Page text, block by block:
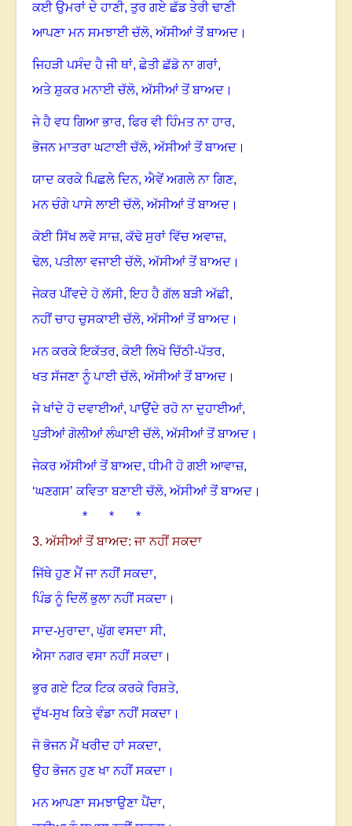
ਕਈ ਉਮਰਾਂ ਦੇ ਹਾਣੀ, ਤੁਰ ਗਏ ਛੱਡ ਤੇਰੀ ਢਾਣੀ
ਆਪਣਾ ਮਨ ਸਮਝਾਈ ਚੱਲੋ, ਅੱਸੀਆਂ ਤੋਂ ਬਾਅਦ ।
ਜਿਹੜੀ ਪਸੰਦ ਹੈ ਜੀ ਥਾਂ,ਛੇਤੀ ਛੱਡੋ ਨਾ ਗਰਾਂ,
ਅਤੇ ਸ਼ੁਕਰ ਮਨਾਈ ਚੱਲੋ, ਅੱਸੀਆਂ ਤੋਂ ਬਾਅਦ ।
ਜੇ ਹੈ ਵਧ ਗਿਆ ਭਾਰ, ਫਿਰ ਵੀ ਹਿੰਮਤ ਨਾ ਹਾਰ,
ਭੋਜਨ ਮਾਤਰਾ ਘਟਾਈ ਚੱਲੋ, ਅੱਸੀਆਂ ਤੋਂ ਬਾਅਦ ।
ਯਾਦ ਕਰਕੇ ਪਿਛਲੇ ਦਿਨ, ਐਵੇਂ ਅਗਲੇ ਨਾ ਗਿਣ,
ਮਨ ਚੰਗੇ ਪਾਸੇ ਲਾਈ ਚੱਲੋ, ਅੱਸੀਆਂ ਤੋਂ ਬਾਅਦ ।
ਕੋਈ ਸਿੱਖ ਲਵੋ ਸਾਜ਼,ਕੱਢੋ ਸੁਰਾਂ ਵਿੱਚ ਅਵਾਜ਼,
ਢੋਲ,ਪਤੀਲਾ ਵਜਾਈ ਚੱਲੋ, ਅੱਸੀਆਂ ਤੋਂ ਬਾਅਦ ।
ਜੇਕਰ ਪੀਂਵਦੇ ਹੋ ਲੱਸੀ,ਇਹ ਹੈ ਗੱਲ ਬੜੀ ਅੱਛੀ,
ਨਹੀਂ ਚਾਹ ਚੁਸਕਾਈ ਚੱਲੋ, ਅੱਸੀਆਂ ਤੋਂ ਬਾਅਦ ।
ਮਨ ਕਰਕੇ ਇਕੱਤਰ,ਕੋਈ ਲਿਖੋ ਚਿੱਠੀ-ਪੱਤਰ,
ਖਤ ਸੱਜਣਾ ਨੂੰ ਪਾਈ ਚੱਲੋ, ਅੱਸੀਆਂ ਤੋਂ ਬਾਅਦ ।
ਜੇ ਖਾਂਦੇ ਹੋ ਦਵਾਈਆਂ,ਪਾਉਂਦੇ ਰਹੋ ਨਾ ਦੁਹਾਈਆਂ,
ਪੁੜੀਆਂ ਗੋਲੀਆਂ ਲੰਘਾਈ ਚੱਲੋ, ਅੱਸੀਆਂ ਤੋਂ ਬਾਅਦ ।
ਜੇਕਰ ਅੱਸੀਆਂ ਤੋਂ ਬਾਅਦ,ਧੀਮੀ ਹੋ ਗਈ ਆਵਾਜ਼,
‘ਘਣਗਸ’ ਕਵਿਤਾ ਬਣਾਈ ਚੱਲੋ, ਅੱਸੀਆਂ ਤੋਂ ਬਾਅਦ ।
* * *
3. ਅੱਸੀਆਂ ਤੋਂ ਬਾਅਦ: ਜਾ ਨਹੀਂ ਸਕਦਾ
ਜਿੱਥੇ ਹੁਣ ਮੈਂ ਜਾ ਨਹੀਂ ਸਕਦਾ,
ਪਿੰਡ ਨੂੰ ਦਿਲੋਂ ਭੁਲਾ ਨਹੀਂ ਸਕਦਾ ।
ਸਾਦ-ਮੁਰਾਦਾ, ਘੁੱਗ ਵਸਦਾ ਸੀ,
ਐਸਾ ਨਗਰ ਵਸਾ ਨਹੀਂ ਸਕਦਾ ।
ਭੁਰ ਗਏ ਟਿਕ ਟਿਕ ਕਰਕੇ ਰਿਸ਼ਤੇ,
ਦੁੱਖ-ਸੁਖ ਕਿਤੇ ਵੰਡਾ ਨਹੀਂ ਸਕਦਾ ।
ਜੋ ਭੋਜਨ ਮੈਂ ਖਰੀਦ ਹਾਂ ਸਕਦਾ,
ਉਹ ਭੋਜਨ ਹੁਣ ਖਾ ਨਹੀਂ ਸਕਦਾ ।
ਮਨ ਆਪਣਾ ਸਮਝਾਉਣਾ ਪੈਂਦਾ,